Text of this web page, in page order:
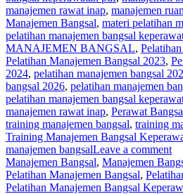
manajemen rawat inap, manajemen
Manajemen Bangsal, materi pelatihan
pelatihan manajemen bangsal
MANAJEMEN BANGSAL,
Pelatihan Manajemen Bangsal 2023,
2024, pelatihan manajemen bangsal
bangsal 2026, pelatihan manajemen
pelatihan manajemen bangsal
manajemen rawat inap, Perawat
training manajemen bangsal, training
Training Manajemen Bangsal
manajemen bangsalLeave a comment
Manajemen Bangsal, Manajemen
Pelatihan Manajemen Bangsal,
Pelatihan Manajemen Bangsal